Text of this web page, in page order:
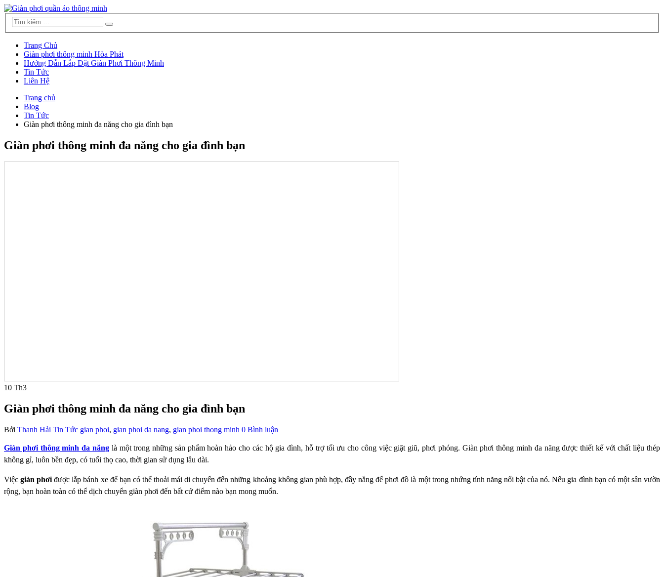
Trang Chủ
Giàn phơi thông minh Hòa Phát
Hướng Dẫn Lắp Đặt Giàn Phơi Thông Minh
Tin Tức
Liên Hệ
Trang chủ
Blog
Tin Tức
Giàn phơi thông minh đa năng cho gia đình bạn
Giàn phơi thông minh đa năng cho gia đình bạn
10 Th3
Giàn phơi thông minh đa năng cho gia đình bạn
Bởi Thanh Hải Tin Tức gian phoi, gian phoi da nang, gian phoi thong minh 0 Bình luận
Giàn phơi thông minh đa nănglà một trong những sản phẩm hoàn hảo cho các hộ gia đình, hỗ trợ tối ưucho công việc giặt giũ, phơi phóng. Giàn phơi thông minh đa năng được thiết kế với chất liệu thép
không gỉ, luôn bền đẹp, có tuổi thọ cao, thời gian sử dụng lâu dài.
Việcgiàn phơi được lắp bánh xe để bạn có thể thoải mái di chuyển đến những khoảng không gian phù hợp, đầy nắng để phơi đồ là một trong nhứng tính năng nổi bật của nó. Nếu gia đình bạn có một sân vườn
rộng, bạn hoàn toàn có thể dịch chuyển giàn phơi đến bất cứ điểm nào bạn mong muốn.